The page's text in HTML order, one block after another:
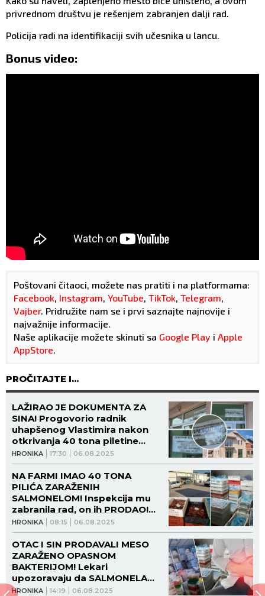
privrednom društvu je rešenjem zabranjen dalji rad.
Policija radi na identifikaciji svih učesnika u lancu.
Bonus video:
Poštovani čitaoci, možete nas pratiti i na platformama:
Facebook, Instagram, YouTube, TikTok, Telegram,
Vajber. Pridružite nam se i prvi saznajte najnovije i
najvažnije informacije.
Naše aplikacije možete skinuti sa Google Play i Apple
AppStore.
PROČITAJTE I...
HRONIKA 17:30 06.08.2025
LAŽIRAO JE DOKUMENTA ZA
SINA! Progovorio radnik
uhapšenog Vlastimira nakon
otkrivanja 40 tona piletine
zaražene salmonelom: "Sada
ćemo svi da ispaštamo zbog
njihove muljavine!" (FOTO,
VIDEO)
HRONIKA 08:15 06.08.2025
NA FARMI IMAO 40 TONA
PILIĆA ZARAŽENIH
SALMONELOM! Inspekcija mu
zabranila rad, on ih PRODAO!
Policija mu stavila lisice na
ruke! (FOTO)
HRONIKA 14:19 06.08.2025
OTAC I SIN PRODAVALI MESO
ZARAŽENO OPASNOM
BAKTERIJOM! Lekari
upozoravaju da SALMONELA
MOŽE BITI FATALNA! Evo koji su